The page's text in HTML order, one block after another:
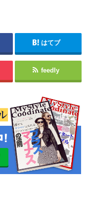
はてブ
feedly